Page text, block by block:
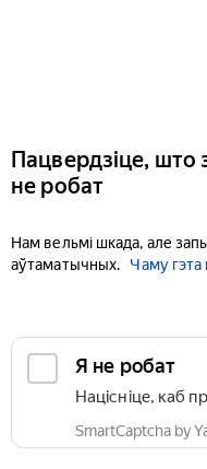
Пацвердзіце, што
не робат
Нам вельмі шкада, але
аўтаматычных.
Чаму гэта
Я не робат
Націсніце, каб
SmartCaptcha by